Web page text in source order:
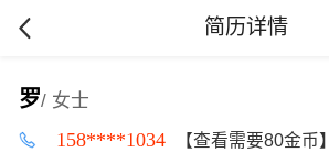
简历详情
罗/ 女士
158****1034 【查看需要80金币】